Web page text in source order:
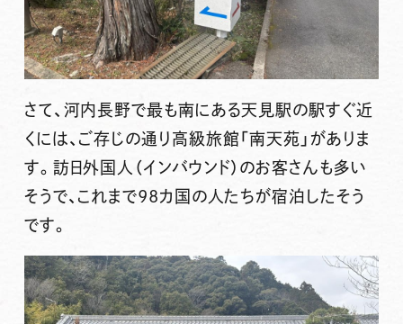
さて、河内長野で最も南にある天見駅の駅すぐ近
くには、ご存じの通り高級旅館「南天苑」がありま
す。訪日外国人（インバウンド）のお客さんも多い
そうで、これまで98カ国の人たちが宿泊したそう
です。